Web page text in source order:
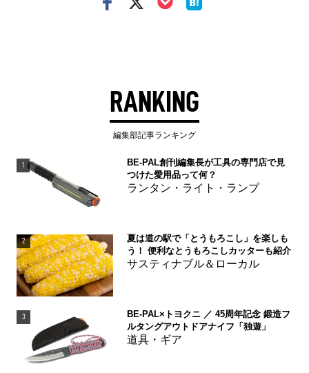
RANKING
編集部記事ランキング
1
BE-PAL創刊編集長が工具の専門店で見
つけた愛用品って何？
ランタン・ライト・ランプ
2
夏は道の駅で「とうもろこし」を楽しも
う！ 便利なとうもろこしカッターも紹介
サスティナブル＆ローカル
3
BE-PAL×トヨクニ ／ 45周年記念 鍛造フ
ルタングアウトドアナイフ「独遊」
道具・ギア